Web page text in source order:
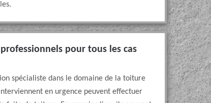
pour tous les cas
spécialiste dans le domaine de la toiture
en urgence peuvent effectuer